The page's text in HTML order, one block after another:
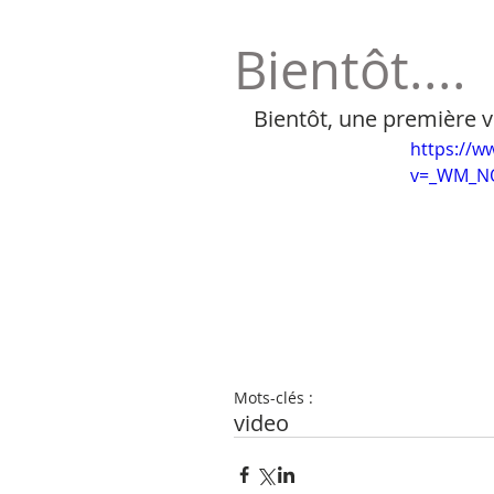
Bientôt....
Bientôt, une première
https://
Mots-clés :
video